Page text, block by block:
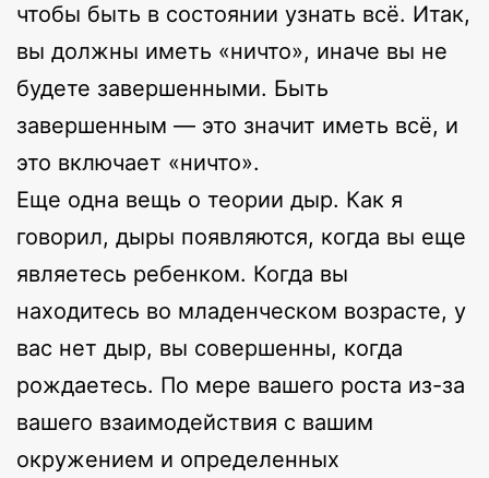
чтобы быть в состоянии узнать всё. Итак,
вы должны иметь «ничто», иначе вы не
будете завершенными. Быть
завершенным — это значит иметь всё, и
это включает «ничто».
Еще одна вещь о теории дыр. Как я
говорил, дыры появляются, когда вы еще
являетесь ребенком. Когда вы
находитесь во младенческом возрасте, у
вас нет дыр, вы совершенны, когда
рождаетесь. По мере вашего роста из-за
вашего взаимодействия с вашим
окружением и определенных